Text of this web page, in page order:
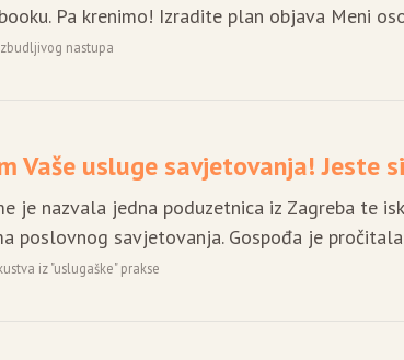
Pa krenimo! Izradite plan objava Meni
nastupa
Vaše usluge savjetovanja! Jeste
je nazvala jedna poduzetnica iz Zagreba te
poslovnog savjetovanja. Gospođa je
iz "uslugaške" prakse